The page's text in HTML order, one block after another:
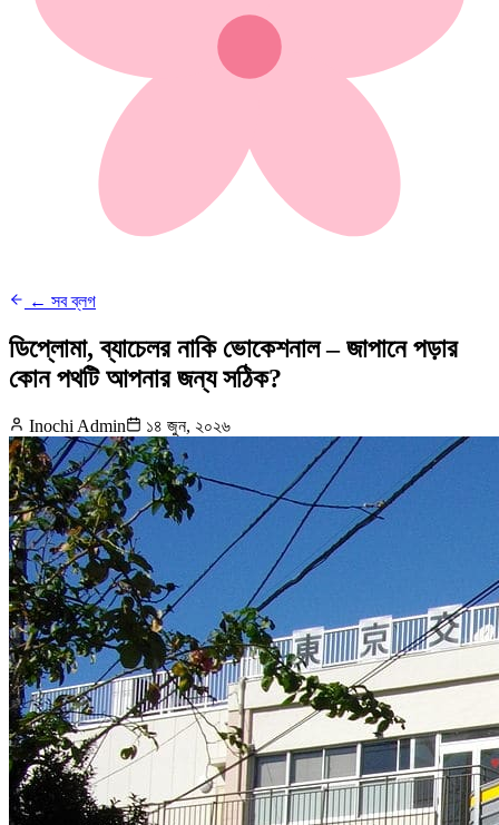
← সব ব্লগ
ডিপ্লোমা, ব্যাচেলর নাকি ভোকেশনাল – জাপানে পড়ার
কোন পথটি আপনার জন্য সঠিক?
Inochi Admin ১৪ জুন, ২০২৬